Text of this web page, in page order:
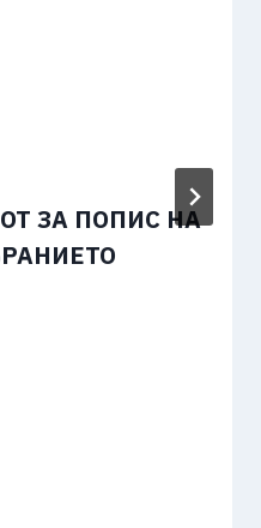
ЗА ПОПИС НА